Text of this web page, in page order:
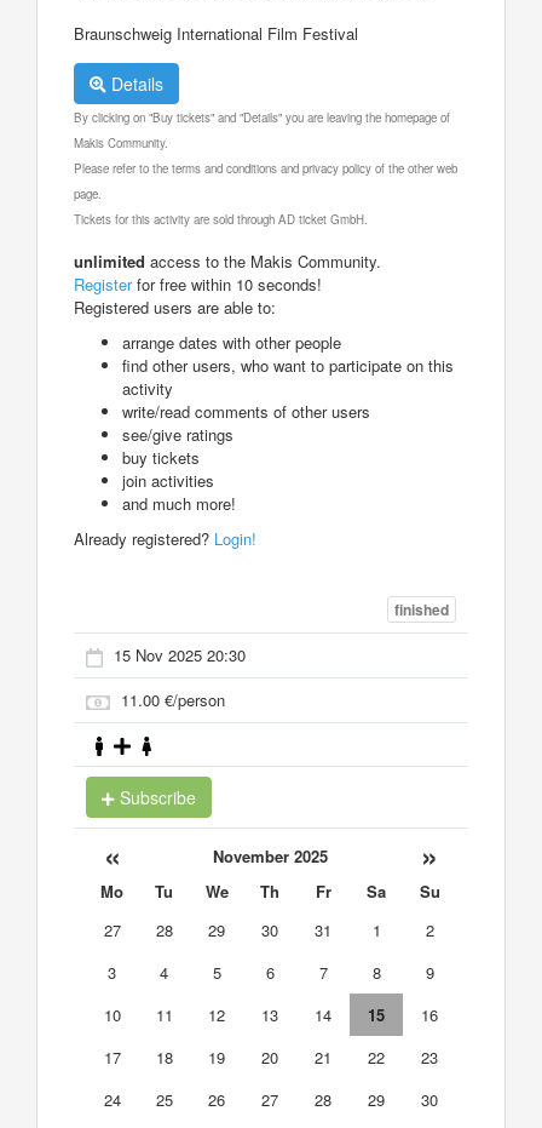
Braunschweig International Film Festival
Details
By clicking on "Buy tickets" and "Details" you are leaving the homepage of
Makis Community.
Please refer to the terms and conditions and privacy policy of the other web
page.
Tickets for this activity are sold through AD ticket GmbH.
unlimited access to the Makis Community.
Registerfor free within 10 seconds!
Registered users are able to:
arrange dates with other people
find other users, who want to participate on this
activity
write/read comments of other users
see/give ratings
buy tickets
join activities
and much more!
Already registered? Login!
finished
15 Nov 2025 20:30
11.00 €/person
Subscribe
« November 2025 »
Mo Tu We Th Fr Sa
Su
27
28 29 30 31 1
2
3
4 5 6 7 8
9
10
11 12 13 14 15
16
17
18 19 20 21 22
23
24
25 26 27 28 29
30